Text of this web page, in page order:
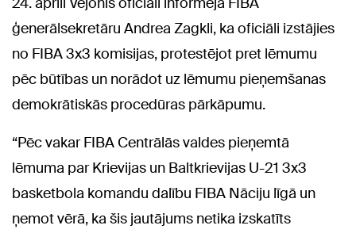
ģenerālsekretāru Andrea Zagkli, ka oficiāli izstājies
no FIBA 3x3 komisijas, protestējot pret lēmumu
pēc būtības un norādot uz lēmumu pieņemšanas
demokrātiskās procedūras pārkāpumu.
“Pēc vakar FIBA ​​Centrālās valdes pieņemtā
lēmuma par Krievijas un Baltkrievijas U-21 3x3
basketbola komandu dalību FIBA ​​Nāciju līgā un
ņemot vērā, ka šis jautājums netika izskatīts